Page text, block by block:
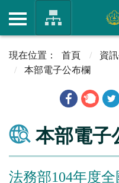
首頁 資
本部電子公布欄
本部電子
法務部104年度